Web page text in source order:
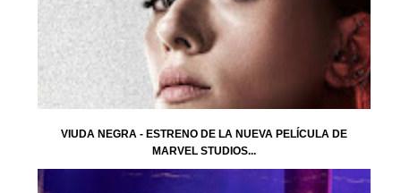
VIUDA NEGRA - ESTRENO DE LA NUEVA PELÍCULA DE
MARVEL STUDIOS...